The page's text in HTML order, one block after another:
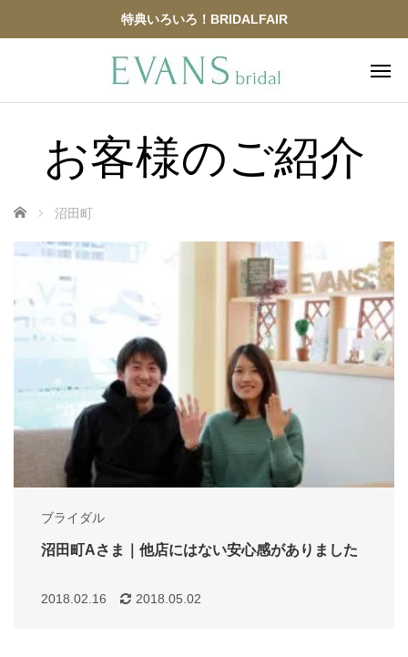
特典いろいろ！BRIDALFAIR
お客様のご紹介
ホーム 沼田町
ブライダル
沼田町Aさま｜他店にはない安心感がありました
2018.02.16 2018.05.02